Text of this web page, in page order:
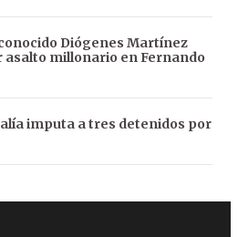
Diógenes Martínez
asalto millonario en Fernando
imputa a tres detenidos por